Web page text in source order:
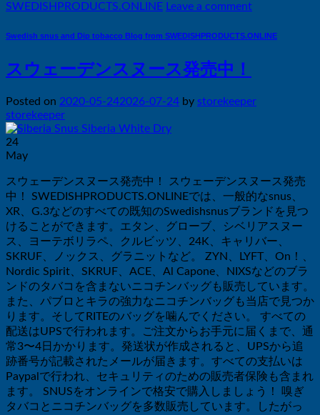
SWEDISHPRODUCTS.ONLINE Leave a comment
Swedish snus and Dip tobacco Blog from SWEDISHPRODUCTS.ONLINE
スウェーデンスヌース発売中！
Posted on 2020-05-242026-07-24 by storekeeper
storekeeper
24
May
スウェーデンスヌース発売中！ スウェーデンスヌース発売
中！ SWEDISHPRODUCTS.ONLINEでは、一般的なsnus、
XR、G.3などのすべての既知のSwedishsnusブランドを見つ
けることができます。エタン、グローブ、シベリアスヌー
ス、ヨーテボリラペ、クルビッツ、24K、キャリバー、
SKRUF、ノックス、グラニットなど。 ZYN、LYFT、On！、
Nordic Spirit、SKRUF、ACE、Al Capone、NIXSなどのブラ
ンドのタバコを含まないニコチンバッグも販売しています。
また、パブロとキラの強力なニコチンバッグも当店で見つか
ります。そしてRITEのバッグを噛んでください。 すべての
配送はUPSで行われます。ご注文からお手元に届くまで、通
常3〜4日かかります。発送状が作成されると、UPSから追
跡番号が記載されたメールが届きます。すべての支払いは
Paypalで行われ、セキュリティのための販売者保険も含まれ
ます。 SNUSをオンラインで格安で購入しましょう！ 嗅ぎ
タバコとニコチンバッグを多数販売しています。したがっ